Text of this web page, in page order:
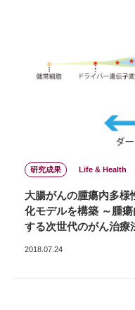
研究成果 Life & Health
大腸がんの腫瘍内多様
化モデルを構築 ～腫
する次世代のがん治療
2018.07.24